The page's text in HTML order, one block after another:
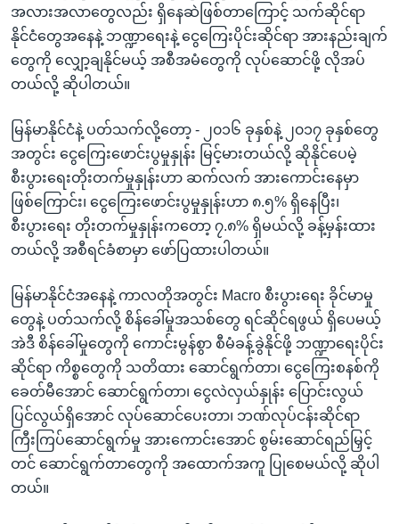
အလားအလာတွေလည်း ရှိနေဆဲဖြစ်တာကြောင့် သက်ဆိုင်ရာ
နိုင်ငံတွေအနေနဲ့ ဘဏ္ဍာရေးနဲ့ ငွေကြေးပိုင်းဆိုင်ရာ အားနည်းချက်
တွေကို လျှော့ချနိုင်မယ့် အစီအမံတွေကို လုပ်ဆောင်ဖို့ လိုအပ်
တယ်လို့ ဆိုပါတယ်။
မြန်မာနိုင်ငံနဲ့ ပတ်သက်လို့တော့ - ၂၀၁၆ ခုနှစ်နဲ့ ၂၀၁၇ ခုနှစ်တွေ
အတွင်း ငွေကြေးဖောင်းပွမှုနှုန်း မြင့်မားတယ်လို့ ဆိုနိုင်ပေမဲ့
စီးပွားရေးတိုးတက်မှုနှုန်းဟာ ဆက်လက် အားကောင်းနေမှာ
ဖြစ်ကြောင်း၊ ငွေကြေးဖောင်းပွမှုနှုန်းဟာ ၈.၅% ရှိနေပြီး၊
စီးပွားရေး တိုးတက်မှုနှုန်းကတော့ ၇.၈% ရှိမယ်လို့ ခန့်မှန်းထား
တယ်လို့ အစီရင်ခံစာမှာ ဖော်ပြထားပါတယ်။
မြန်မာနိုင်ငံအနေနဲ့ ကာလတိုအတွင်း Macro စီးပွားရေး ခိုင်မာမှု
တွေနဲ့ ပတ်သက်လို့ စိန်ခေါ်မှုအသစ်တွေ ရင်ဆိုင်ရဖွယ် ရှိပေမယ့်
အဲဒီ စိန်ခေါ်မှုတွေကို ကောင်းမွန်စွာ စီမံခန့်ခွဲနိုင်ဖို့ ဘဏ္ဍာရေးပိုင်း
ဆိုင်ရာ ကိစ္စတွေကို သတိထား ဆောင်ရွက်တာ၊ ငွေကြေးစနစ်ကို
ခေတ်မီအောင် ဆောင်ရွက်တာ၊ ငွေလဲလှယ်နှုန်း ပြောင်းလွယ်
ပြင်လွယ်ရှိအောင် လုပ်ဆောင်ပေးတာ၊ ဘဏ်လုပ်ငန်းဆိုင်ရာ
ကြီးကြပ်ဆောင်ရွက်မှု အားကောင်းအောင် စွမ်းဆောင်ရည်မြှင့်
တင် ဆောင်ရွက်တာတွေကို အထောက်အကူ ပြုစေမယ်လို့ ဆိုပါ
တယ်။